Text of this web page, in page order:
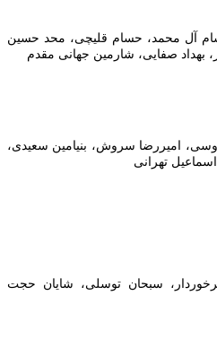
حسام قلیچی، محد حسین
صفایی، شارمین جهانی مقدم
امیررضا سروش، بنیامین سعیدی،
تهرانی
سبحان توسلی، شایان حجت